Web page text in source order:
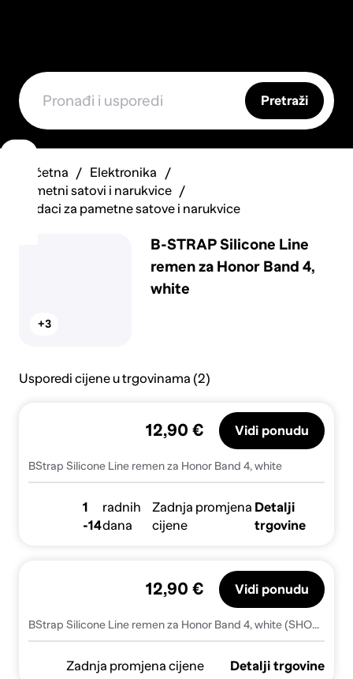
Pretraži
Početna
Elektronika
Pametni satovi i narukvice
Dodaci za pametne satove i narukvice
+3
B-STRAP Silicone Line
remen za Honor Band 4,
white
Usporedi cijene u trgovinama (2)
BStrap Silicone Line remen za Honor Band 4, white
12,90 € Vidi ponudu
1
-14
radnih
dana
Zadnja promjena
cijene
Detalji
trgovine
BStrap Silicone Line remen za Honor Band 4, white (SHO001C10)
12,90 € Vidi ponudu
Zadnja promjena cijene Detalji trgovine